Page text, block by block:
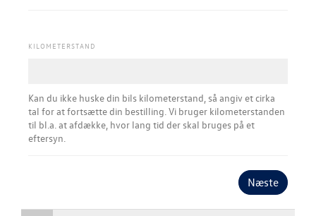
Hjulskifte
TILBEHØR
KILOMETERSTAND
Kan du ikke huske din bils kilometerstand, så angiv et cirka
tal for at fortsætte din bestilling. Vi bruger kilometerstanden
til bl.a. at afdække, hvor lang tid der skal bruges på et
eftersyn.
Næste